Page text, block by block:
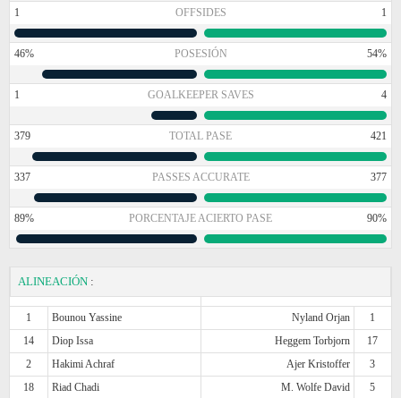
1 OFFSIDES 1
46% POSESIÓN 54%
1 GOALKEEPER SAVES 4
379 TOTAL PASE 421
337 PASSES ACCURATE 377
89% PORCENTAJE ACIERTO PASE 90%
ALINEACIÓN :
1 Bounou Yassine Nyland Orjan
1
14
Diop Issa Heggem Torbjorn
17
2
Hakimi Achraf Ajer Kristoffer
3
18
Riad Chadi M. Wolfe David
5